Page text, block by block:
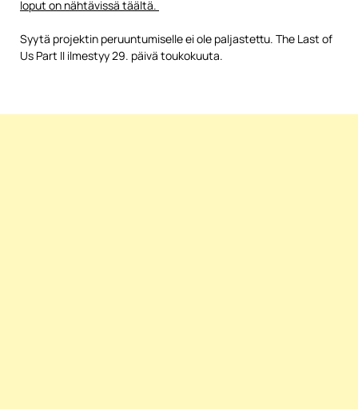
loput on nähtävissä täältä.
Syytä projektin peruuntumiselle ei ole paljastettu. The Last of
Us Part II ilmestyy 29. päivä toukokuuta.